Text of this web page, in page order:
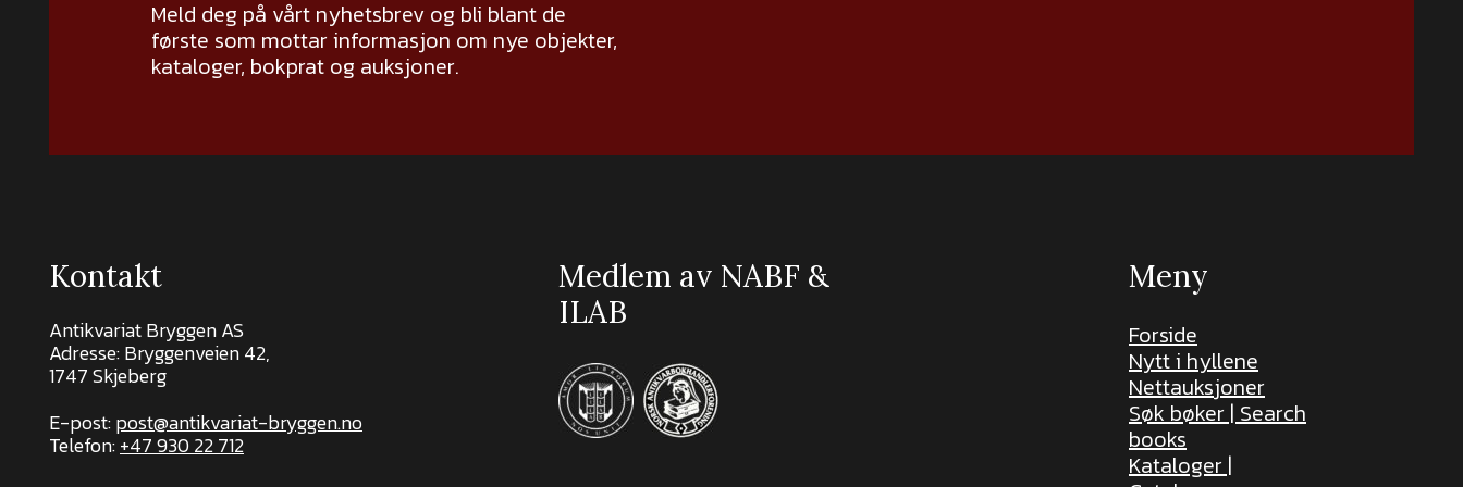
Meld deg på vårt nyhetsbrev og bli blant de
første som mottar informasjon om nye objekter,
kataloger, bokprat og auksjoner.
Kontakt
Antikvariat Bryggen AS
Adresse: Bryggenveien 42,
1747 Skjeberg
E-post:post@antikvariat-bryggen.no
Telefon:+47 930 22 712
Medlem av NABF &
ILAB
Meny
Forside
Nytt i hyllene
Nettauksjoner
Søk bøker | Search
books
Kataloger |